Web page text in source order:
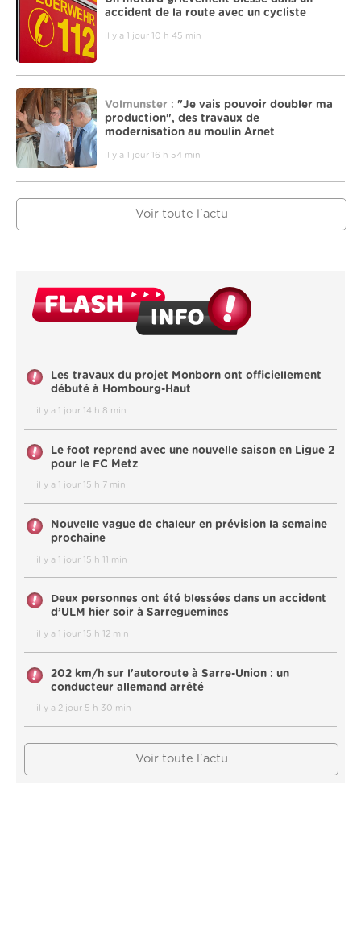
accident de la route avec un cycliste
il y a 1 jour 10 h 45 min
Volmunster : "Je vais pouvoir doubler ma
production", des travaux de
modernisation au moulin Arnet
il y a 1 jour 16 h 54 min
Voir toute l'actu
Les travaux du projet Monborn ont officiellement
débuté à Hombourg-Haut
il y a 1 jour 14 h 8 min
Le foot reprend avec une nouvelle saison en Ligue 2
pour le FC Metz
il y a 1 jour 15 h 7 min
Nouvelle vague de chaleur en prévision la semaine
prochaine
il y a 1 jour 15 h 11 min
Deux personnes ont été blessées dans un accident
d’ULM hier soir à Sarreguemines
il y a 1 jour 15 h 12 min
202 km/h sur l'autoroute à Sarre-Union : un
conducteur allemand arrêté
il y a 2 jour 5 h 30 min
Voir toute l'actu